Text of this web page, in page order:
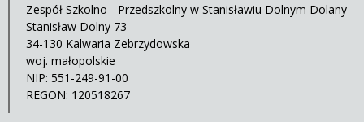
Zespół Szkolno - Przedszkolny w Stanisławiu Dolnym Dolany
Stanisław Dolny 73
34-130 Kalwaria Zebrzydowska
woj. małopolskie
NIP: 551-249-91-00
REGON: 120518267